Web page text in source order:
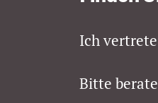
Ich vertrete
Bitte